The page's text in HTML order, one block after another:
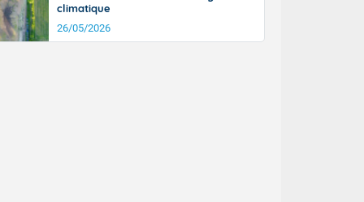
de bons
vent,
les deux
entre 11
sur les
l'intérieur
vallée de
climatique
26/05/2026